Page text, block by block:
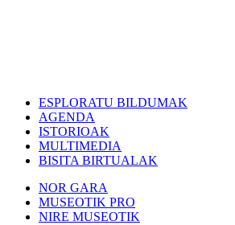
ESPLORATU BILDUMAK
AGENDA
ISTORIOAK
MULTIMEDIA
BISITA BIRTUALAK
NOR GARA
MUSEOTIK PRO
NIRE MUSEOTIK